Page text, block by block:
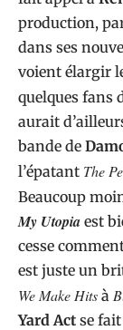
production,
dans ses
voient élargir
quelques fans
aurait
bande de
l’épatant The
Beaucoup
My Utopia est
cesse
est juste un
We Make Hits à
Yard Act se